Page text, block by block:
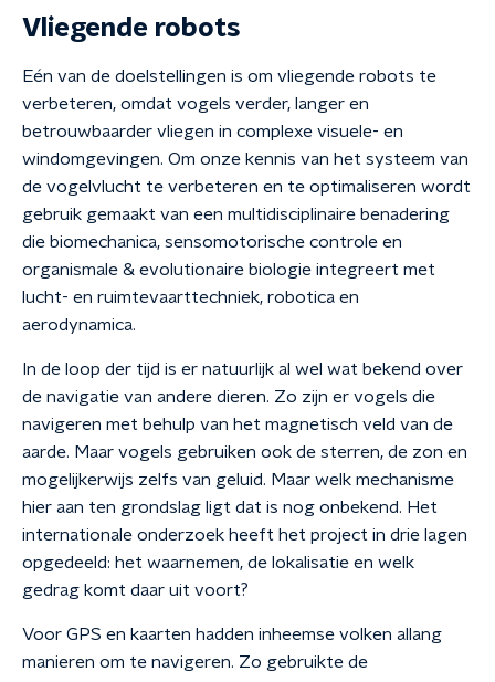
Vliegende robots
Eén van de doelstellingen is om vliegende robots te
verbeteren, omdat vogels verder, langer en
betrouwbaarder vliegen in complexe visuele- en
windomgevingen. Om onze kennis van het systeem van
de vogelvlucht te verbeteren en te optimaliseren wordt
gebruik gemaakt van een multidisciplinaire benadering
die biomechanica, sensomotorische controle en
organismale & evolutionaire biologie integreert met
lucht- en ruimtevaarttechniek, robotica en
aerodynamica.
In de loop der tijd is er natuurlijk al wel wat bekend over
de navigatie van andere dieren. Zo zijn er vogels die
navigeren met behulp van het magnetisch veld van de
aarde. Maar vogels gebruiken ook de sterren, de zon en
mogelijkerwijs zelfs van geluid. Maar welk mechanisme
hier aan ten grondslag ligt dat is nog onbekend. Het
internationale onderzoek heeft het project in drie lagen
opgedeeld: het waarnemen, de lokalisatie en welk
gedrag komt daar uit voort?
Voor GPS en kaarten hadden inheemse volken allang
manieren om te navigeren. Zo gebruikte de